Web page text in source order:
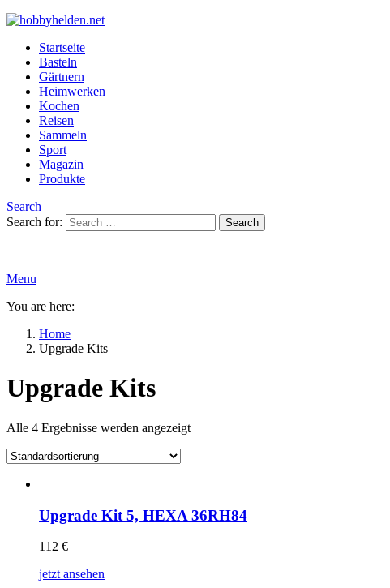
Startseite
Basteln
Gärtnern
Heimwerken
Kochen
Reisen
Sammeln
Sport
Magazin
Produkte
Search
Search for:
Search
Menu
You are here:
Home
Upgrade Kits
Upgrade Kits
Alle 4 Ergebnisse werden angezeigt
Upgrade Kit 5, HEXA 36RH84
112 €
jetzt ansehen